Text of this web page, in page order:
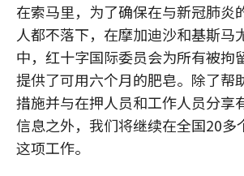
在索马里，为了确保在与新冠肺炎
人都不落下，在摩加迪沙和基斯马
中，红十字国际委员会为所有被拘
提供了可用六个月的肥皂。除了帮
措施并与在押人员和工作人员分享
信息之外，我们将继续在全国20多
这项工作。